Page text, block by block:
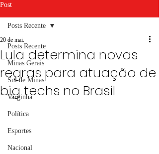
Post
Posts Recente
Minas Gerais
Sul de Minas
Varginha
Política
Esportes
Nacional
Posts Recente
Lula determina novas
regras para atuação de
big techs no Brasil
20 de mai.